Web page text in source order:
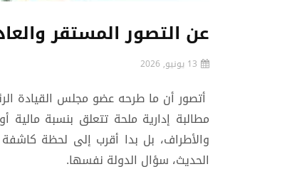
عن التصور المستقر
13 يونيو, 2026
أتصور أن ما طرحه عضو مجلس القيادة
مطالبة إدارية ملحة تتعلق بنسبة مالية
والأطراف، بل بدا أقرب إلى لحظة
الحديث، سؤال الدولة نفسها.